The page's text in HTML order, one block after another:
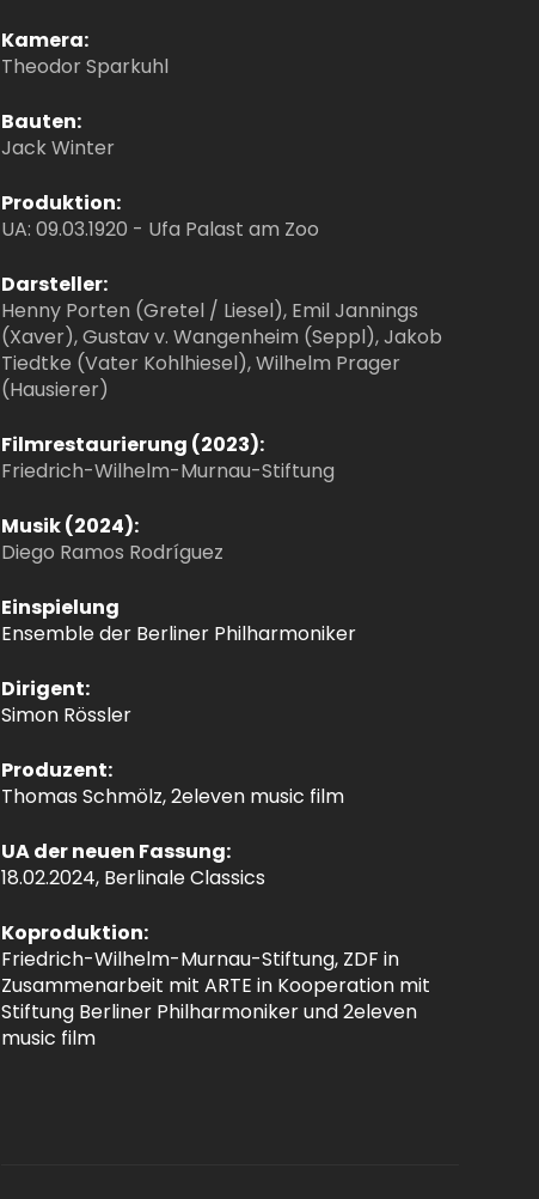
Kamera:
Theodor Sparkuhl
Bauten:
Jack Winter
Produktion:
UA: 09.03.1920 - Ufa Palast am Zoo
Darsteller:
Henny Porten (Gretel / Liesel), Emil Jannings
(Xaver), Gustav v. Wangenheim (Seppl), Jakob
Tiedtke (Vater Kohlhiesel), Wilhelm Prager
(Hausierer)
Filmrestaurierung (2023):
Friedrich-Wilhelm-Murnau-Stiftung
Musik (2024):
Diego Ramos Rodríguez
Einspielung
Ensemble der Berliner Philharmoniker
Dirigent:
Simon Rössler
Produzent:
Thomas Schmölz, 2eleven music film
UA der neuen Fassung:
18.02.2024, Berlinale Classics
Koproduktion:
Friedrich-Wilhelm-Murnau-Stiftung, ZDF in
Zusammenarbeit mit ARTE in Kooperation mit
Stiftung Berliner Philharmoniker und 2eleven
music film